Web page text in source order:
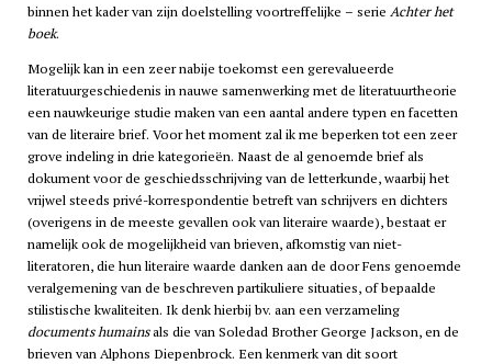
binnen het kader van zijn doelstelling voortreffelijke – serie Achter het
boek.
Mogelijk kan in een zeer nabije toekomst een gerevalueerde
literatuurgeschiedenis in nauwe samenwerking met de literatuurtheorie
een nauwkeurige studie maken van een aantal andere typen en facetten
van de literaire brief. Voor het moment zal ik me beperken tot een zeer
grove indeling in drie kategorieën. Naast de al genoemde brief als
dokument voor de geschiedsschrijving van de letterkunde, waarbij het
vrijwel steeds privé-korrespondentie betreft van schrijvers en dichters
(overigens in de meeste gevallen ook van literaire waarde), bestaat er
namelijk ook de mogelijkheid van brieven, afkomstig van niet-
literatoren, die hun literaire waarde danken aan de door Fens genoemde
veralgemening van de beschreven partikuliere situaties, of bepaalde
stilistische kwaliteiten. Ik denk hierbij bv. aan een verzameling
documents humainsals die van Soledad Brother George Jackson, en de
brieven van Alphons Diepenbrock. Een kenmerk van dit soort